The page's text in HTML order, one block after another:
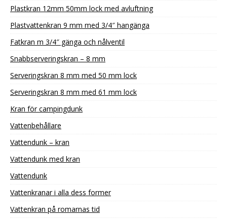
Plastkran 12mm 50mm lock med avluftning
Plastvattenkran 9 mm med 3/4″ hangänga
Fatkran m 3/4″ gänga och nålventil
Snabbserveringskran – 8 mm
Serveringskran 8 mm med 50 mm lock
Serveringskran 8 mm med 61 mm lock
Kran för campingdunk
Vattenbehållare
Vattendunk – kran
Vattendunk med kran
Vattendunk
Vattenkranar i alla dess former
Vattenkran på romarnas tid